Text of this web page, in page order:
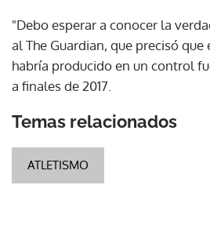
"Debo esperar a conocer la
al The Guardian, que precisó
habría producido en un control
a finales de 2017.
Temas relacionados
ATLETISMO